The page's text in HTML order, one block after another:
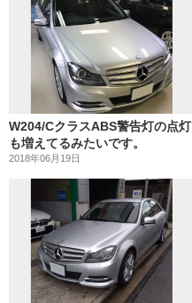
W204/CクラスABS警告灯の点灯
も増えてるみたいです。
2018年06月19日